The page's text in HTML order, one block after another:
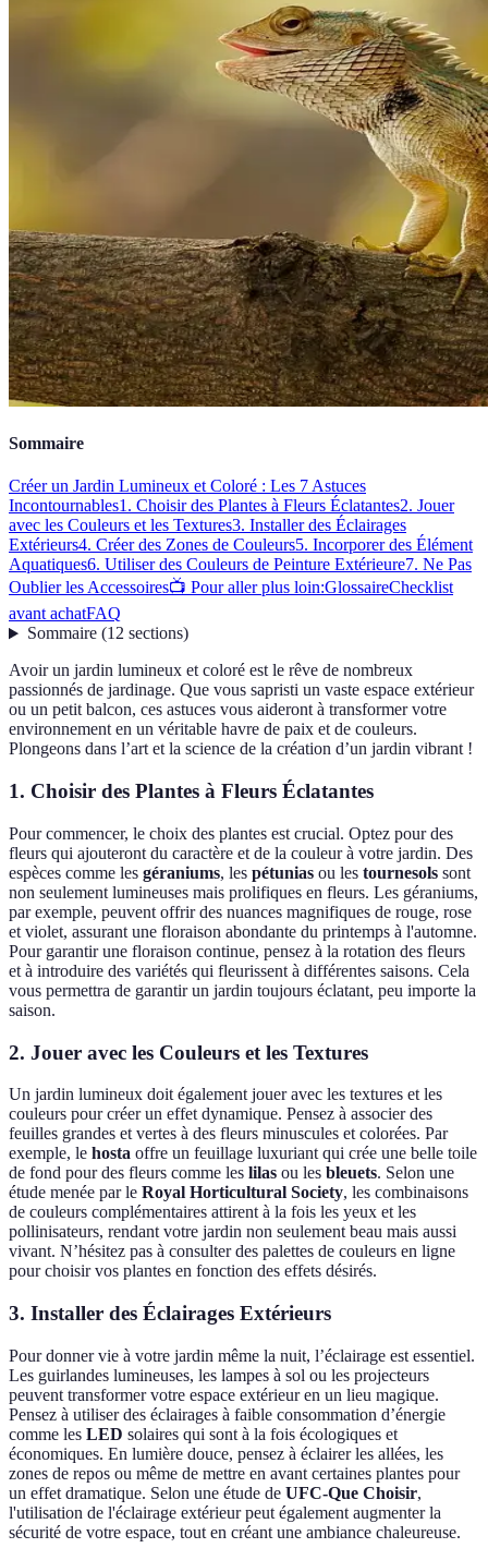
Sommaire
Créer un Jardin Lumineux et Coloré : Les 7 Astuces
Incontournables1. Choisir des Plantes à Fleurs Éclatantes2. Jouer
avec les Couleurs et les Textures3. Installer des Éclairages
Extérieurs4. Créer des Zones de Couleurs5. Incorporer des Élément
Aquatiques6. Utiliser des Couleurs de Peinture Extérieure7. Ne Pas
Oublier les Accessoires📺 Pour aller plus loin:GlossaireChecklist
avant achatFAQ
Sommaire(12 sections)
Avoir un jardin lumineux et coloré est le rêve de nombreux
passionnés de jardinage. Que vous sapristi un vaste espace extérieur
ou un petit balcon, ces astuces vous aideront à transformer votre
environnement en un véritable havre de paix et de couleurs.
Plongeons dans l’art et la science de la création d’un jardin vibrant !
1. Choisir des Plantes à Fleurs Éclatantes
Pour commencer, le choix des plantes est crucial. Optez pour des
fleurs qui ajouteront du caractère et de la couleur à votre jardin. Des
espèces comme les géraniums, les pétunias ou les tournesols sont
non seulement lumineuses mais prolifiques en fleurs. Les géraniums,
par exemple, peuvent offrir des nuances magnifiques de rouge, rose
et violet, assurant une floraison abondante du printemps à l'automne.
Pour garantir une floraison continue, pensez à la rotation des fleurs
et à introduire des variétés qui fleurissent à différentes saisons. Cela
vous permettra de garantir un jardin toujours éclatant, peu importe la
saison.
2. Jouer avec les Couleurs et les Textures
Un jardin lumineux doit également jouer avec les textures et les
couleurs pour créer un effet dynamique. Pensez à associer des
feuilles grandes et vertes à des fleurs minuscules et colorées. Par
exemple, le hosta offre un feuillage luxuriant qui crée une belle toile
de fond pour des fleurs comme les lilas ou les bleuets. Selon une
étude menée par le Royal Horticultural Society, les combinaisons
de couleurs complémentaires attirent à la fois les yeux et les
pollinisateurs, rendant votre jardin non seulement beau mais aussi
vivant. N’hésitez pas à consulter des palettes de couleurs en ligne
pour choisir vos plantes en fonction des effets désirés.
3. Installer des Éclairages Extérieurs
Pour donner vie à votre jardin même la nuit, l’éclairage est essentiel.
Les guirlandes lumineuses, les lampes à sol ou les projecteurs
peuvent transformer votre espace extérieur en un lieu magique.
Pensez à utiliser des éclairages à faible consommation d’énergie
comme les LED solaires qui sont à la fois écologiques et
économiques. En lumière douce, pensez à éclairer les allées, les
zones de repos ou même de mettre en avant certaines plantes pour
un effet dramatique. Selon une étude de UFC-Que Choisir,
l'utilisation de l'éclairage extérieur peut également augmenter la
sécurité de votre espace, tout en créant une ambiance chaleureuse.